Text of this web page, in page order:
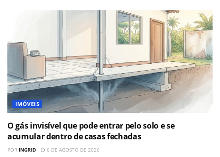
IMÓVEIS
O gás invisível que pode entrar pelo solo e se
acumular dentro de casas fechadas
POR INGRID 6 DE AGOSTO DE 2026